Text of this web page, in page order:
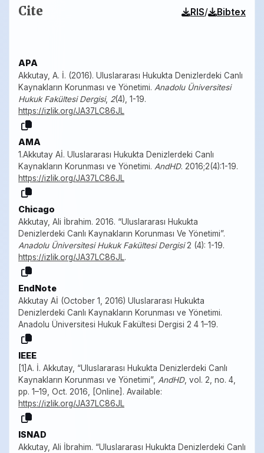
Cite RIS/ Bibtex
APA
Akkutay, A. İ. (2016). Uluslararası Hukukta Denizlerdeki Canlı
Kaynakların Korunması ve Yönetimi. Anadolu Üniversitesi
Hukuk Fakültesi Dergisi, 2(4), 1-19.
https://izlik.org/JA37LC86JL
AMA
1.Akkutay Aİ. Uluslararası Hukukta Denizlerdeki Canlı
Kaynakların Korunması ve Yönetimi. AndHD. 2016;2(4):1-19.
https://izlik.org/JA37LC86JL
Chicago
Akkutay, Ali İbrahim. 2016. “Uluslararası Hukukta
Denizlerdeki Canlı Kaynakların Korunması Ve Yönetimi”.
Anadolu Üniversitesi Hukuk Fakültesi Dergisi2 (4): 1-19.
https://izlik.org/JA37LC86JL.
EndNote
Akkutay Aİ (October 1, 2016) Uluslararası Hukukta
Denizlerdeki Canlı Kaynakların Korunması ve Yönetimi.
Anadolu Üniversitesi Hukuk Fakültesi Dergisi 2 4 1–19.
IEEE
[1]A. İ. Akkutay, “Uluslararası Hukukta Denizlerdeki Canlı
Kaynakların Korunması ve Yönetimi”, AndHD, vol. 2, no. 4,
pp. 1–19, Oct. 2016, [Online]. Available:
https://izlik.org/JA37LC86JL
ISNAD
Akkutay, Ali İbrahim. “Uluslararası Hukukta Denizlerdeki Canlı